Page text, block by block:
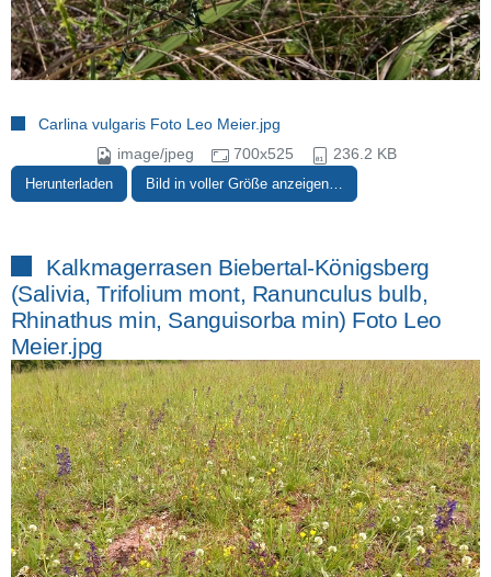
Carlina vulgaris Foto Leo Meier.jpg
image/jpeg
700x525 236.2 KB
Herunterladen Bild in voller Größe anzeigen…
Kalkmagerrasen Biebertal-Königsberg
(Salivia, Trifolium mont, Ranunculus bulb,
Rhinathus min, Sanguisorba min) Foto Leo
Meier.jpg